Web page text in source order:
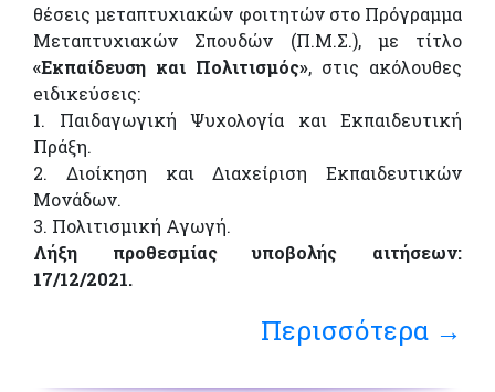
θέσεις µεταπτυχιακών φοιτητών στο Πρόγραμμα
Μεταπτυχιακών Σπουδών (Π.Μ.Σ.), με τίτλο
«Εκπαίδευση και Πολιτισμός», στις ακόλουθες
eιδικεύσεις:
1. Παιδαγωγική Ψυχολογία και Εκπαιδευτική
Πράξη.
2. Διοίκηση και Διαχείριση Εκπαιδευτικών
Μονάδων.
3. Πολιτισμική Αγωγή.
Λήξη προθεσμίας υποβολής αιτήσεων:
17/12/2021.
Περισσότερα →